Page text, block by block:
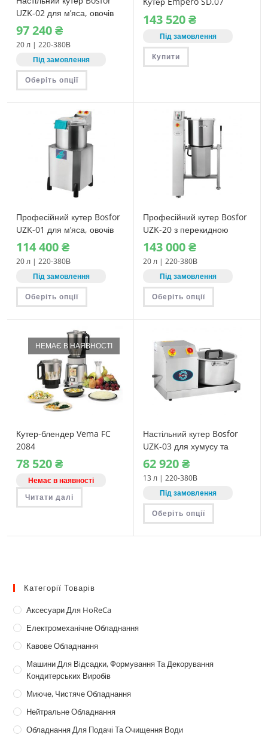
UZK-02 для м’яса, овочів
та хумусу (20 л)
97‎ 240₴
20 л | 220-380В
Під замовлення
Оберіть опції
Цей
має
Параметри
можна
вибрати
на
сторінці
товару
143‎ 520₴
Під замовлення
Купити
Професійний кутер Bosfor
UZK-01 для м’яса, овочів
та хумусу (20 л)
114‎ 400₴
20 л | 220-380В
Під замовлення
Оберіть опції
Цей
має
Параметри
можна
вибрати
на
сторінці
товару
Професійний кутер Bosfor
UZK-20 з перекидною
чашею (20 л)
143‎ 000₴
20 л | 220-380В
Під замовлення
Оберіть опції
Цей
має
вибрати
на
сторінці
товару
НЕМАЄ В НАЯВНОСТІ
Кутер-блендер Vema FC
2084
78‎ 520₴
Немає в наявності
Читати далі
Настільний кутер Bosfor
UZK-03 для хумусу та
овочів (13 л)
62‎ 920₴
13 л | 220-380В
Під замовлення
Оберіть опції
Цей
має
Категорії Товарів
Аксесуари Для HoReCa
Електромеханічне Обладнання
Кавове Обладнання
Машини Для Відсадки, Формування Та Декорування
Кондитерських Виробів
Миюче, Чистяче Обладнання
Нейтральне Обладнання
Обладнання Для Подачі Та Очищення Води